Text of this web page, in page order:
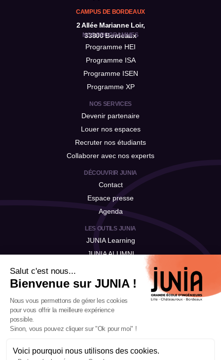
Salut c'est nous...
Bienvenue sur JUNIA !
Nous vous permettons de gérer les cookies
pour vous offrir la meilleure expérience
possible.
Sinon, vous pouvez cliquer sur "Ok pour moi" !
Voici pourquoi nous utilisons des cookies.
CAMPUS DE BORDEAUX
2 Allée Marianne Loir,
33800 Bordeaux
NOS PROGRAMMES
Programme HEI
Programme ISA
Programme ISEN
Programme XP
NOS SERVICES
Devenir partenaire
Louer nos espaces
Recruter nos étudiants
Collaborer avec nos experts
DÉCOUVRIR JUNIA
Contact
Espace presse
Agenda
LES OUTILS JUNIA
JUNIA Learning
JUNIA ALUMNI